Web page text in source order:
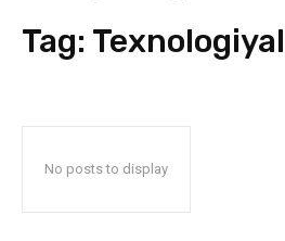
Tag:
No posts to display